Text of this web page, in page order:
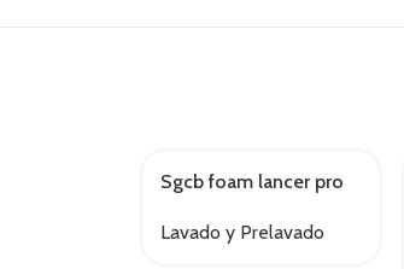
AGOTADO
Sgcb foam lancer pro
Lavado y Prelavado